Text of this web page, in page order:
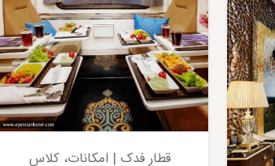
قطار فدک | امکانات، کلاس